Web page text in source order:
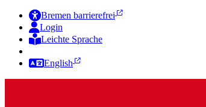
Bremen barrierefrei
Login
Leichte Sprache
English